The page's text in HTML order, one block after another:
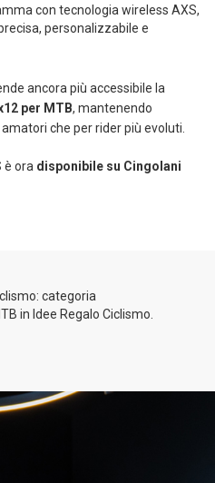
con tecnologia wireless AXS,
personalizzabile e
ancora più accessibile la
per MTB, mantenendo
che per rider più evoluti.
è ora disponibile su Cingolani
categoria
in Idee Regalo Ciclismo.